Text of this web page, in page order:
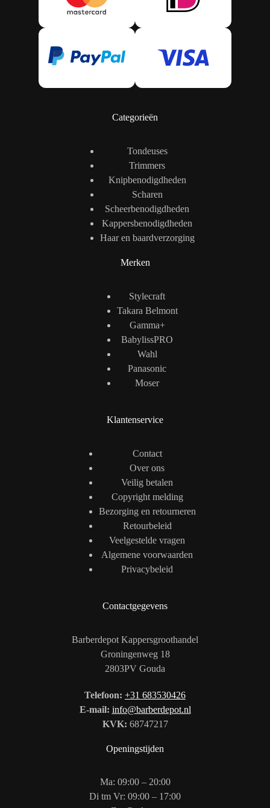
Categorieën
Tondeuses
Trimmers
Knipbenodigdheden
Scharen
Scheerbenodigdheden
Kappersbenodigdheden
Haar en baardverzorging
Merken
Stylecraft
Takara Belmont
Gamma+
BabylissPRO
Wahl
Panasonic
Moser
Klantenservice
Contact
Over ons
Veilig betalen
Copyright melding
Bezorging en retourneren
Retourbeleid
Veelgestelde vragen
Algemene voorwaarden
Privacybeleid
Contactgegevens
Barberdepot Kappersgroothandel
Groningenweg 18
2803PV Gouda
Telefoon: +31 683530426
E-mail: info@barberdepot.nl
KVK: 68747217
Openingstijden
Ma: 09:00 – 20:00
Di tm Vr: 09:00 – 17:00